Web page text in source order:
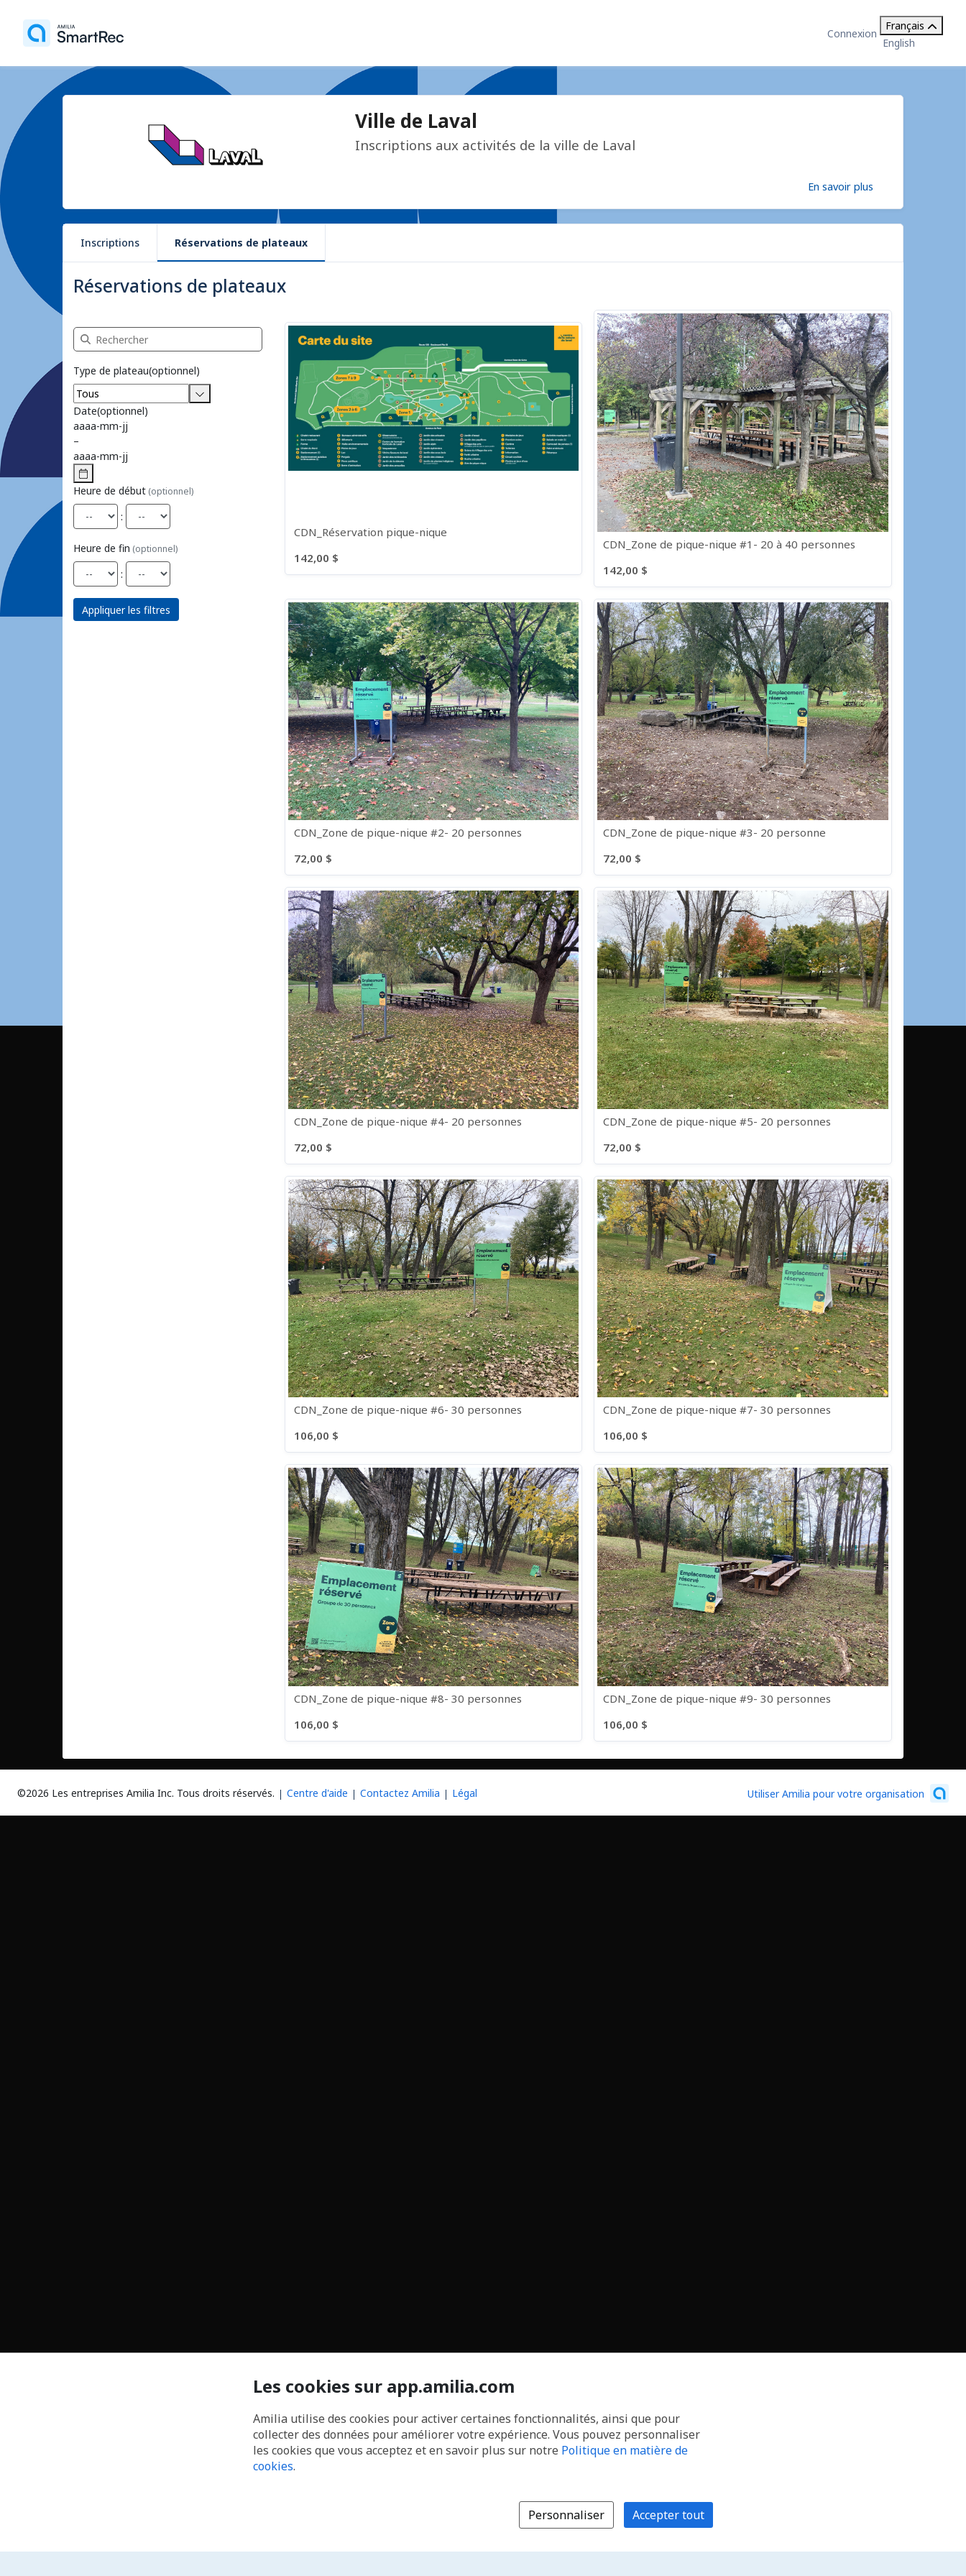
Connexion
Français
English
Ville de Laval
Inscriptions aux activités de la ville de Laval
En savoir plus
Inscriptions Réservations de plateaux
Réservations de plateaux
Recherche Réservations de plateaux
Type de plateau(optionnel)
Date(optionnel)
aaaa-mm-jj
–
aaaa-mm-jj
Heure de début (optionnel)
:
Heure de fin (optionnel)
:
Appliquer les filtres
CDN_Réservation pique-nique
142,00 $
CDN_Zone de pique-nique #1- 20 à 40 personnes
142,00 $
CDN_Zone de pique-nique #2- 20 personnes
72,00 $
CDN_Zone de pique-nique #3- 20 personne
72,00 $
CDN_Zone de pique-nique #4- 20 personnes
72,00 $
CDN_Zone de pique-nique #5- 20 personnes
72,00 $
CDN_Zone de pique-nique #6- 30 personnes
106,00 $
CDN_Zone de pique-nique #7- 30 personnes
106,00 $
CDN_Zone de pique-nique #8- 30 personnes
106,00 $
CDN_Zone de pique-nique #9- 30 personnes
106,00 $
©2026 Les entreprises Amilia Inc. Tous droits réservés. Centre d'aide Contactez Amilia Légal Utiliser Amilia pour votre organisation
Les cookies sur app.amilia.com
Amilia utilise des cookies pour activer certaines fonctionnalités, ainsi que pour
collecter des données pour améliorer votre expérience. Vous pouvez personnaliser
les cookies que vous acceptez et en savoir plus sur notre Politique en matière de
cookies.
Personnaliser Accepter tout